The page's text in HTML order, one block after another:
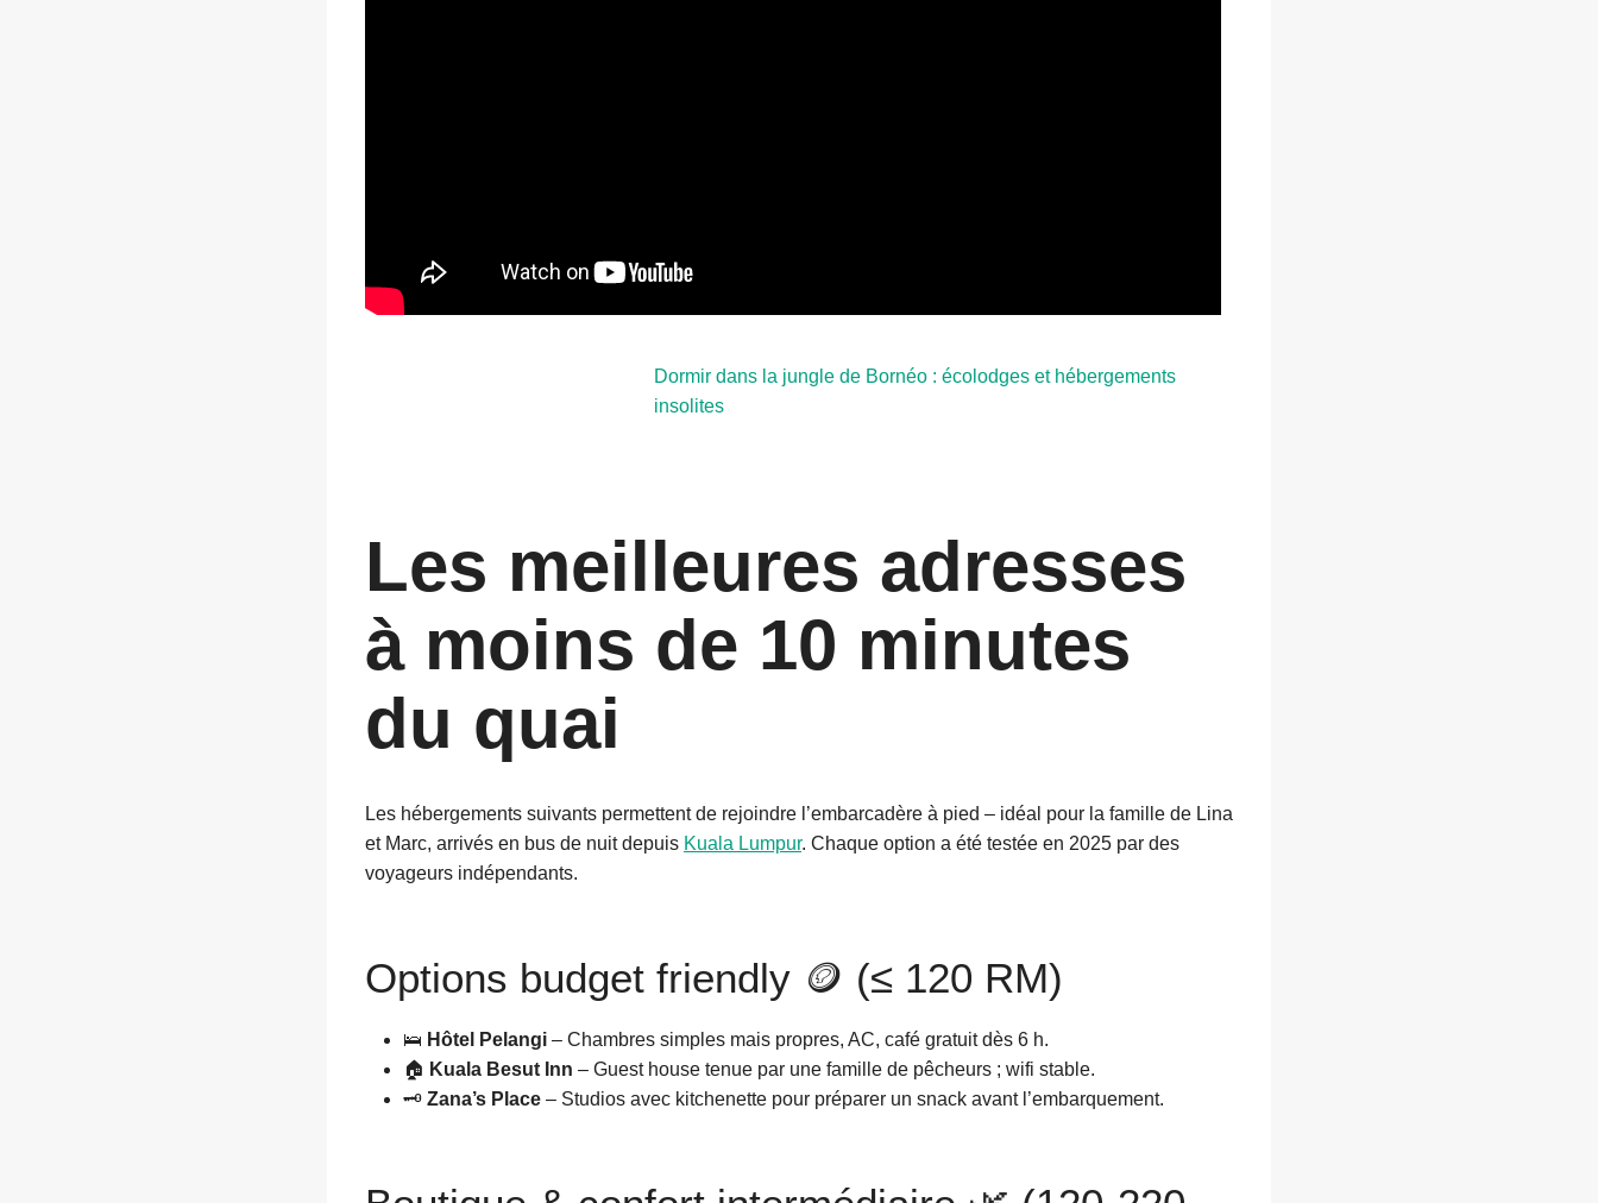
Dormir dans la jungle de Bornéo : écolodges et hébergements
insolites
Les meilleures adresses
à moins de 10 minutes
du quai
Les hébergements suivants permettent de rejoindre l’embarcadère à pied – idéal pour la famille de Lina
et Marc, arrivés en bus de nuit depuis Kuala Lumpur. Chaque option a été testée en 2025 par des
voyageurs indépendants.
Options budget friendly 🪙 (≤ 120 RM)
🛌 Hôtel Pelangi – Chambres simples mais propres, AC, café gratuit dès 6 h.
🏠 Kuala Besut Inn – Guest house tenue par une famille de pêcheurs ; wifi stable.
🗝️ Zana’s Place – Studios avec kitchenette pour préparer un snack avant l’embarquement.